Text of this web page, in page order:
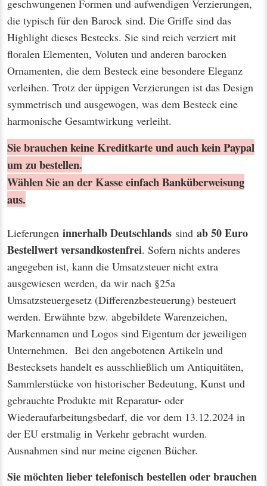
geschwungenen Formen und aufwendigen Verzierungen,
die typisch für den Barock sind. Die Griffe sind das
Highlight dieses Bestecks. Sie sind reich verziert mit
floralen Elementen, Voluten und anderen barocken
Ornamenten, die dem Besteck eine besondere Eleganz
verleihen. Trotz der üppigen Verzierungen ist das Design
symmetrisch und ausgewogen, was dem Besteck eine
harmonische Gesamtwirkung verleiht.
Sie brauchen keine Kreditkarte und auch kein Paypal
um zu bestellen.
Wählen Sie an der Kasse einfach Banküberweisung
aus.
Lieferungen innerhalb Deutschlands sind ab 50 Euro
Bestellwertversandkostenfrei. Sofern nichts anderes
angegeben ist, kann die Umsatzsteuer nicht extra
ausgewiesen werden, da wir nach §25a
Umsatzsteuergesetz (Differenzbesteuerung) besteuert
werden. Erwähnte bzw. abgebildete Warenzeichen,
Markennamen und Logos sind Eigentum der jeweiligen
Unternehmen. Bei den angebotenen Artikeln und
Bestecksets handelt es ausschließlich um Antiquitäten,
Sammlerstücke von historischer Bedeutung, Kunst und
gebrauchte Produkte mit Reparatur- oder
Wiederaufarbeitungsbedarf, die vor dem 13.12.2024 in
der EU erstmalig in Verkehr gebracht wurden.
Ausnahmen sind nur meine eigenen Bücher.
Sie möchten lieber telefonisch bestellen oder brauchen